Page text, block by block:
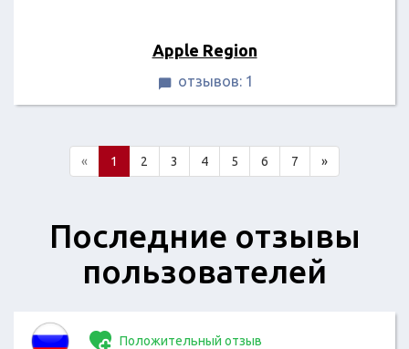
Apple Region
 отзывов: 1
« 1 2 3 4 5 6 7 »
Последние отзывы
пользователей
Положительный отзыв